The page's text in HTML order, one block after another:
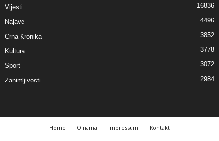
Vijesti 16836
Najave 4496
Crna Kronika 3852
Kultura 3778
Sport 3072
Zanimljivosti 2984
Home O nama Impressum
Kontakt